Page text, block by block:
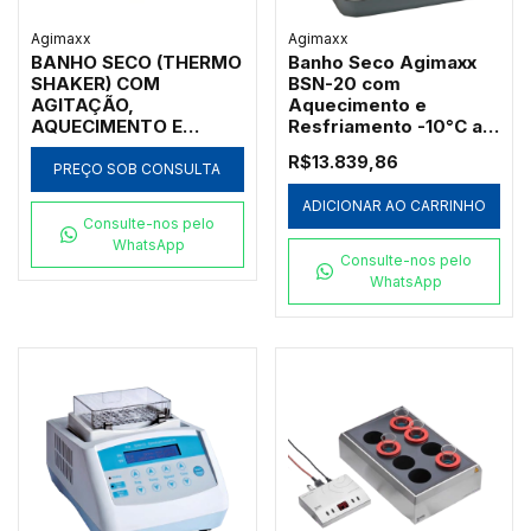
Agimaxx
BANHO SECO (THERMO
SHAKER) COM
AGITAÇÃO,
AQUECIMENTO E
RESFRIAMENTO
0~105°C, 220V (SEM
BLOCOS)
PREÇO SOB CONSULTA
Consulte-nos pelo
WhatsApp
Agimaxx
Banho Seco Agimaxx
BSN-20 com
Aquecimento e
Resfriamento -10°C a
R$13.839,86
ADICIONAR AO CARRINHO
Consulte-nos pelo
WhatsApp